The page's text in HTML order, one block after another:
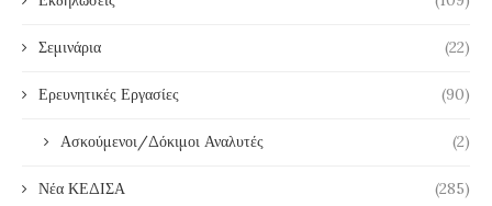
Σεμινάρια (22)
Ερευνητικές Εργασίες (90)
Ασκούμενοι/Δόκιμοι Αναλυτές (2)
Νέα ΚΕΔΙΣΑ (285)